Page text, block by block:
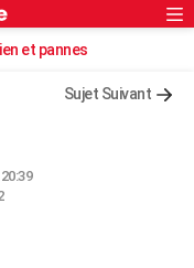
Rechercher
et pannes
Sujet Suivant